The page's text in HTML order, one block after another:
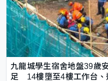
九龍城學生宿舍地盤39歲
足 14樓墮至4樓工作台、